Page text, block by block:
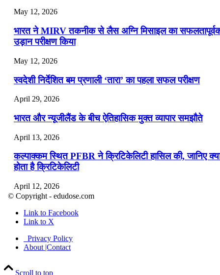
May 12, 2026
भारत ने MIRV तकनीक से लैस अग्नि मिसाइल का
उड़ान परीक्षण किया
May 12, 2026
स्वदेशी निर्देशित बम प्रणाली ‘तारा’ का पहला सफल परीक्षण
April 29, 2026
भारत और न्यूजीलैंड के बीच ऐतिहासिक मुक्त व्यापार समझौते
April 13, 2026
कल्पाक्कम स्थित PFBR ने क्रिटिकेलिटी हासिल की, जानिए
होता है क्रिटिकेलिटी
April 12, 2026
April 9, 2026
नासा का आर्टेमिस-2 मिशन: मनुष्य एक बार फिर से चंद्रमा के
पहुंचा
April 7, 2026
© Copyright - edudose.com
Link to Facebook
Link to X
Privacy Policy
About |Contact
Scroll to top